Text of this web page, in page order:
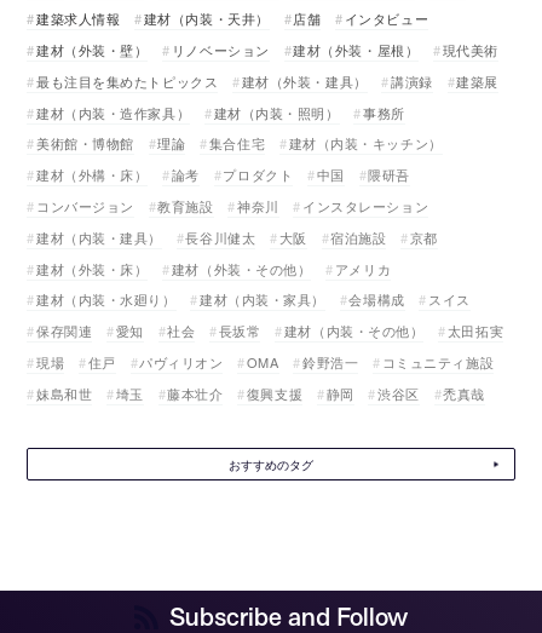
建築求人情報
建材（内装・天井） 店舗
インタビュー
建材（外装・壁）
リノベーション 建材（外装・屋根）
現代美術
最も注目を集めたトピックス
建材（外装・建具） 講演録
建築展
建材（内装・造作家具）
建材（内装・照明）
事務所
美術館・博物館
理論 集合住宅
建材（内装・キッチン）
建材（外構・床）
論考 プロダクト 中国
隈研吾
コンバージョン
教育施設 神奈川
インスタレーション
建材（内装・建具）
長谷川健太 大阪 宿泊施設
京都
建材（外装・床）
建材（外装・その他）
アメリカ
建材（内装・水廻り）
建材（内装・家具） 会場構成
スイス
保存関連
愛知 社会 長坂常 建材（内装・その他）
太田拓実
現場
住戸 パヴィリオン OMA 鈴野浩一
コミュニティ施設
妹島和世
埼玉 藤本壮介 復興支援 静岡 渋谷区 禿真哉
おすすめのタグ
Subscribe and Follow